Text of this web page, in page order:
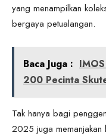
yang menampilkan
bergaya petualangan.
Baca Juga :
200 Pecinta
Tak hanya bagi
2025 juga memanjakan